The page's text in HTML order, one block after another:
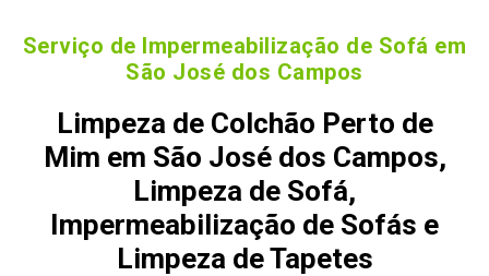
Serviço de Impermeabilização de Sofá em
São José dos Campos
Limpeza de Colchão Perto de
Mim em São José dos Campos,
Limpeza de Sofá,
Impermeabilização de Sofás e
Limpeza de Tapetes